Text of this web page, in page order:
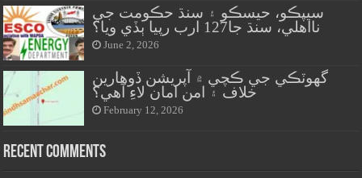
سيپڪو، حيسڪو ۽ سنڌ حڪومت جي
نااهلي، سنڌ جا127 ارب رپيا ٻڏي ويا؟
June 2, 2026
گهوٽڪي جي ڪچي ۾ آپريشن ڏوهارين
خلاف ۽ امن امان لاءِ آهي؟
February 12, 2026
Recent Comments